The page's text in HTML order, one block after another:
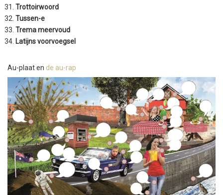
Trottoirwoord
Tussen-e
Trema meervoud
Latijns voorvoegsel
Au-plaat en de au-rap